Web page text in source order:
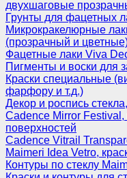
двухшаговые
Грунты для фацетных
Микрокракелюрные
(прозрачный и
Фацетные лаки Viva
Пигменты и воски для
Краски специальные
фарфору и т.д.)
Декор и роспись
Cadence Mirror Festival,
поверхностей
Cadence Vitrail
Maimeri Idea Vetro,
Контуры по стеклу